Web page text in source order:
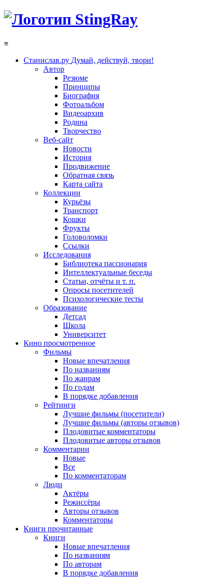
≡
Станислав.ру Думай, действуй, твори!
Автор
Резюме
Принципы
Биография
Фотоальбом
Видеоархив
Родина
Творчество
Веб-сайт
Новости
История
Продвижение
Обратная связь
Карта сайта
Коллекции
Курьёзы
Транспорт
Кошки
Фрукты
Головоломки
Ссылки
Исследования
Библиотека пассионария
Интеллектуальные беседы
Статьи, отчёты и т. п.
Опросы посетителей
Психологические тесты
Образование
Детсад
Школа
Университет
Кино просмотренное
Фильмы
Новые впечатления
По названиям
По жанрам
По годам
В порядке добавления
Рейтинги
Лучшие фильмы (посетители)
Лучшие фильмы (авторы отзывов)
Плодовитые комментаторы
Плодовитые авторы отзывов
Комментарии
Новые
Все
По комментаторам
Люди
Актёры
Режиссёры
Авторы отзывов
Комментаторы
Книги прочитанные
Книги
Новые впечатления
По названиям
По авторам
В порядке добавления